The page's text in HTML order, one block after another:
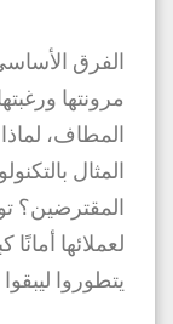
الفرق
مرونتها
المطاف،
المثال
المقترضين؟
لعملائها
يتطوروا